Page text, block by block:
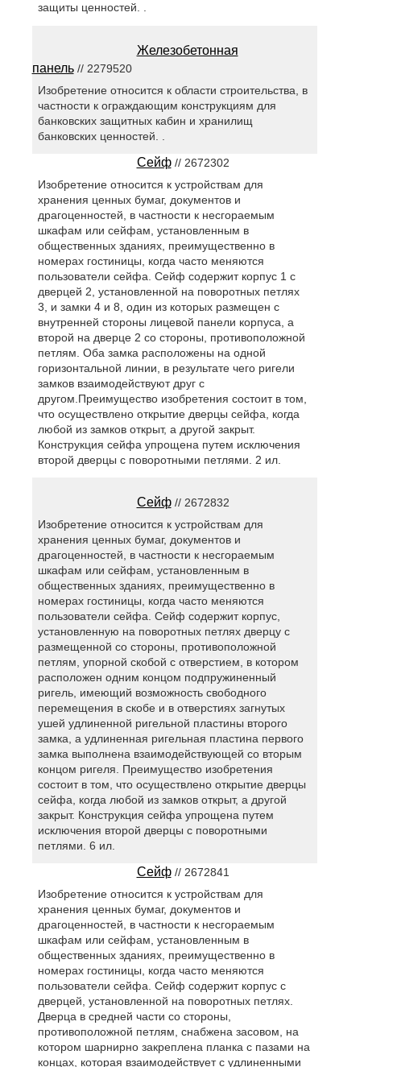
защиты ценностей. .
Железобетонная
панель// 2279520
Изобретение относится к области строительства, в
частности к ограждающим конструкциям для
банковских защитных кабин и хранилищ
банковских ценностей. .
Сейф// 2672302
Изобретение относится к устройствам для
хранения ценных бумаг, документов и
драгоценностей, в частности к несгораемым
шкафам или сейфам, установленным в
общественных зданиях, преимущественно в
номерах гостиницы, когда часто меняются
пользователи сейфа. Сейф содержит корпус 1 с
дверцей 2, установленной на поворотных петлях
3, и замки 4 и 8, один из которых размещен с
внутренней стороны лицевой панели корпуса, а
второй на дверце 2 со стороны, противоположной
петлям. Оба замка расположены на одной
горизонтальной линии, в результате чего ригели
замков взаимодействуют друг с
другом.Преимущество изобретения состоит в том,
что осуществлено открытие дверцы сейфа, когда
любой из замков открыт, а другой закрыт.
Конструкция сейфа упрощена путем исключения
второй дверцы с поворотными петлями. 2 ил.
Сейф// 2672832
Изобретение относится к устройствам для
хранения ценных бумаг, документов и
драгоценностей, в частности к несгораемым
шкафам или сейфам, установленным в
общественных зданиях, преимущественно в
номерах гостиницы, когда часто меняются
пользователи сейфа. Сейф содержит корпус,
установленную на поворотных петлях дверцу с
размещенной со стороны, противоположной
петлям, упорной скобой с отверстием, в котором
расположен одним концом подпружиненный
ригель, имеющий возможность свободного
перемещения в скобе и в отверстиях загнутых
ушей удлиненной ригельной пластины второго
замка, а удлиненная ригельная пластина первого
замка выполнена взаимодействующей со вторым
концом ригеля. Преимущество изобретения
состоит в том, что осуществлено открытие дверцы
сейфа, когда любой из замков открыт, а другой
закрыт. Конструкция сейфа упрощена путем
исключения второй дверцы с поворотными
петлями. 6 ил.
Сейф// 2672841
Изобретение относится к устройствам для
хранения ценных бумаг, документов и
драгоценностей, в частности к несгораемым
шкафам или сейфам, установленным в
общественных зданиях, преимущественно в
номерах гостиницы, когда часто меняются
пользователи сейфа. Сейф содержит корпус с
дверцей, установленной на поворотных петлях.
Дверца в средней части со стороны,
противоположной петлям, снабжена засовом, на
котором шарнирно закреплена планка с пазами на
концах, которая взаимодействует с удлиненными